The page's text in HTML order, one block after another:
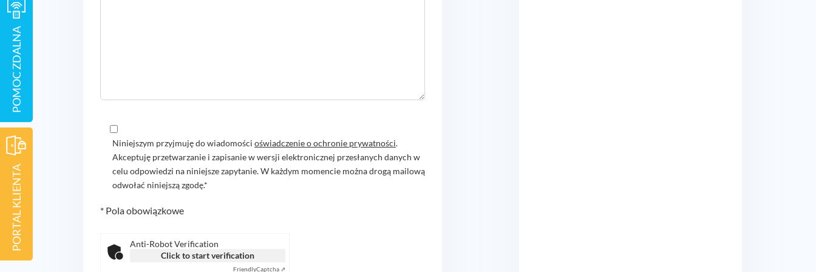
Niniejszym przyjmuję do wiadomości oświadczenie o ochronie prywatności.
Akceptuję przetwarzanie i zapisanie w wersji elektronicznej przesłanych danych w
celu odpowiedzi na niniejsze zapytanie. W każdym momencie można drogą mailową
odwołać niniejszą zgodę.*
* Pola obowiązkowe
Anti-Robot Verification
Click to start verification
FriendlyCaptcha ⇗
PORTAL KLIENTA
POMOC ZDALNA